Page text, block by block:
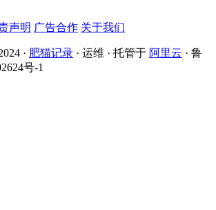
声明 广告合作 关于我们
· 肥猫记录 · 运维 · 托管于 阿里云 · 鲁
号-1